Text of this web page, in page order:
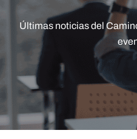
Últimas noticias del